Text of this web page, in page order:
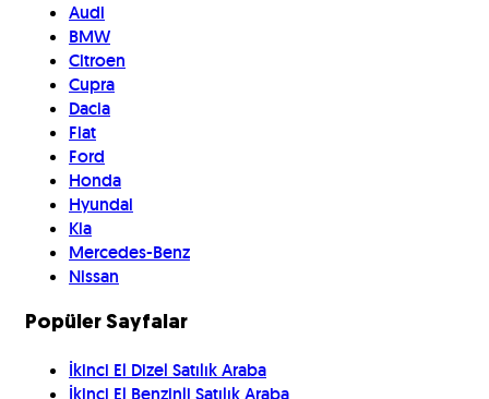
Audi
BMW
Citroen
Cupra
Dacia
Fiat
Ford
Honda
Hyundai
Kia
Mercedes-Benz
Nissan
Popüler Sayfalar
İkinci El Dizel Satılık Araba
İkinci El Benzinli Satılık Araba